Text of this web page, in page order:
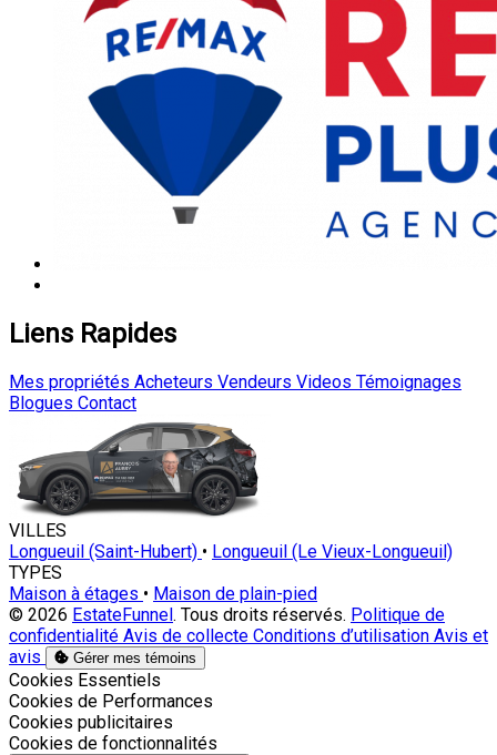
Liens Rapides
Mes propriétés Acheteurs Vendeurs Videos Témoignages
Blogues Contact
VILLES
Longueuil (Saint-Hubert) • Longueuil (Le Vieux-Longueuil)
TYPES
Maison à étages • Maison de plain-pied
© 2026 EstateFunnel. Tous droits réservés. Politique de
confidentialité Avis de collecte Conditions d’utilisation Avis et
avis
Gérer mes témoins
Activer
Cookies Essentiels
Activer
Cookies de Performances
Activer
Cookies publicitaires
Activer
Cookies de fonctionnalités